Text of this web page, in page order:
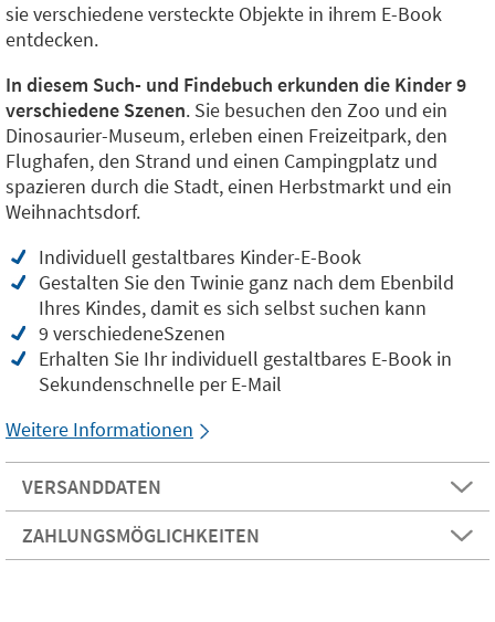
sie verschiedene versteckte Objekte in ihrem E-Book
entdecken.
In diesem Such- und Findebuch erkunden die Kinder 9
verschiedene Szenen. Sie besuchen den Zoo und ein
Dinosaurier-Museum, erleben einen Freizeitpark, den
Flughafen, den Strand und einen Campingplatz und
spazieren durch die Stadt, einen Herbstmarkt und ein
Weihnachtsdorf.
Individuell gestaltbares Kinder-E-Book
Gestalten Sie den Twinie ganz nach dem Ebenbild
Ihres Kindes, damit es sich selbst suchen kann
9 verschiedeneSzenen
Erhalten Sie Ihr individuell gestaltbares E-Book in
Sekundenschnelle per E-Mail
Weitere Informationen
VERSANDDATEN
ZAHLUNGSMÖGLICHKEITEN